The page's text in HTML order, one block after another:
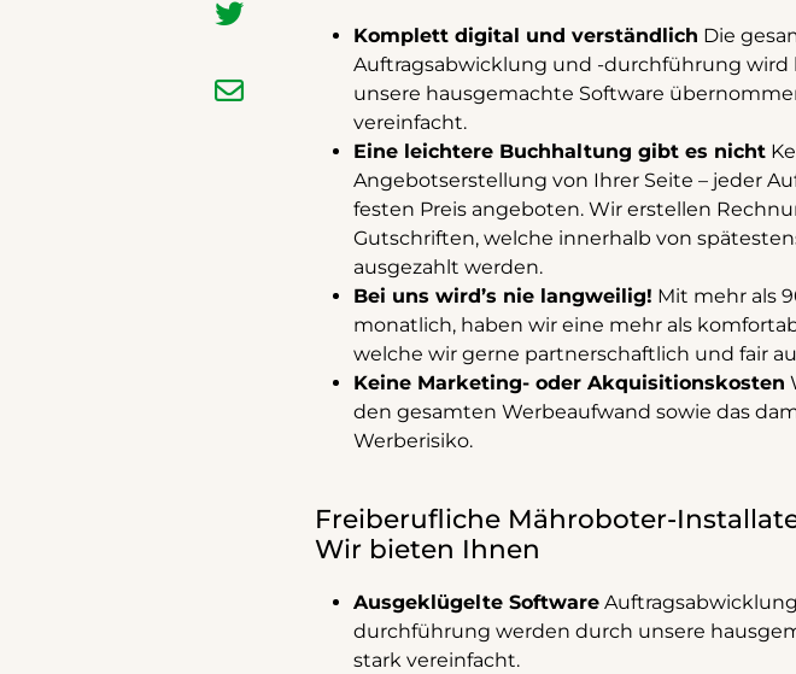
Komplett digital und verständlich Die
Auftragsabwicklung und -durchführung
unsere hausgemachte Software
vereinfacht.
Eine leichtere Buchhaltung gibt es nicht
Angebotserstellung von Ihrer Seite – jeder
festen Preis angeboten. Wir erstellen
Gutschriften, welche innerhalb von
ausgezahlt werden.
Bei uns wird’s nie langweilig! Mit mehr als
monatlich, haben wir eine mehr als
welche wir gerne partnerschaftlich und fair
Keine Marketing- oder Akquisitionskosten
den gesamten Werbeaufwand sowie das
Werberisiko.
Freiberufliche Mähroboter-
Wir bieten Ihnen
Ausgeklügelte Software
durchführung werden durch unsere
stark vereinfacht.